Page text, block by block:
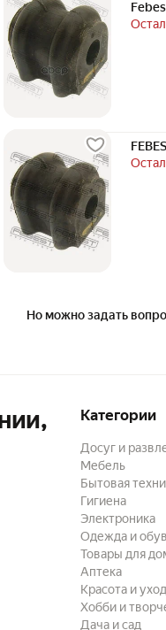
Но можно задать
Категории
Досуг и
Мебель
Бытовая
Гигиена
Электроника
Одежда и
Товары для
Аптека
Красота и уход
Хобби и
Дача и сад